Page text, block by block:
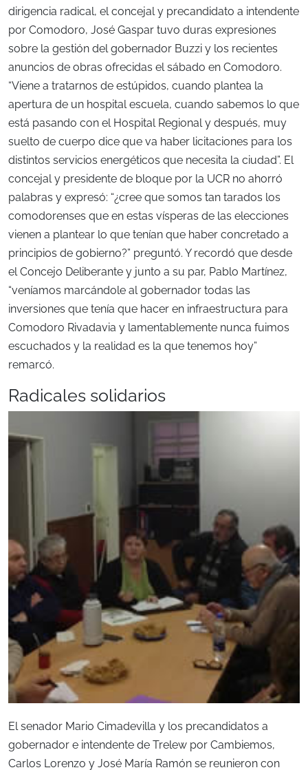
dirigencia radical, el concejal y precandidato a intendente
por Comodoro, José Gaspar tuvo duras expresiones
sobre la gestión del gobernador Buzzi y los recientes
anuncios de obras ofrecidas el sábado en Comodoro.
“Viene a tratarnos de estúpidos, cuando plantea la
apertura de un hospital escuela, cuando sabemos lo que
está pasando con el Hospital Regional y después, muy
suelto de cuerpo dice que va haber licitaciones para los
distintos servicios energéticos que necesita la ciudad”. El
concejal y presidente de bloque por la UCR no ahorró
palabras y expresó: “¿cree que somos tan tarados los
comodorenses que en estas vísperas de las elecciones
vienen a plantear lo que tenían que haber concretado a
principios de gobierno?” preguntó. Y recordó que desde
el Concejo Deliberante y junto a su par, Pablo Martínez,
“veníamos marcándole al gobernador todas las
inversiones que tenía que hacer en infraestructura para
Comodoro Rivadavia y lamentablemente nunca fuimos
escuchados y la realidad es la que tenemos hoy”
remarcó.
Radicales solidarios
El senador Mario Cimadevilla y los precandidatos a
gobernador e intendente de Trelew por Cambiemos,
Carlos Lorenzo y José María Ramón se reunieron con